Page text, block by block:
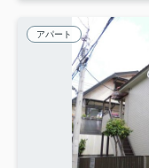
アパート